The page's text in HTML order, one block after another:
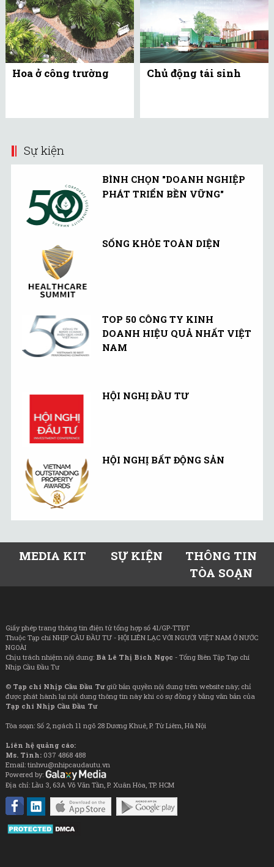
Hoa ở công trường Chủ động tái sinh
Sự kiện
BÌNH CHỌN "DOANH NGHIỆP
PHÁT TRIỂN BỀN VỮNG"
SỐNG KHỎE TOÀN DIỆN
TOP 50 CÔNG TY KINH
DOANH HIỆU QUẢ NHẤT VIỆT
NAM
HỘI NGHỊ ĐẦU TƯ
HỘI NGHỊ BẤT ĐỘNG SẢN
MEDIA KIT SỰ KIỆN
THÔNG TIN
TÒA SOẠN
Giấy phép trang thông tin điện tử tổng hợp số 41/GP-TTĐT
Thuộc Tạp chí NHỊP CẦU ĐẦU TƯ - HỘI LIÊN LẠC VỚI NGƯỜI VIỆT NAM Ở NƯỚC
NGOÀI
Chịu trách nhiệm nội dung: Bà Lê Thị Bích Ngọc - Tổng Biên Tập Tạp chí
Nhịp Cầu Đầu Tư
© Tạp chí Nhịp Cầu Đầu Tưgiữ bản quyền nội dung trên website này; chỉ
được phát hành lại nội dung thông tin này khi có sự đồng ý bằng văn bản của
Tạp chí Nhịp Cầu Đầu Tư
Tòa soạn: Số 2, ngách 11 ngõ 28 Dương Khuê, P. Từ Liêm, Hà Nội
Liên hệ quảng cáo:
Ms. Tình: 037 4868 488
Email: tinhvu@nhipcaudautu.vn
Powered by:
Địa chỉ: Lầu 3, 63A Võ Văn Tần, P. Xuân Hòa, TP. HCM